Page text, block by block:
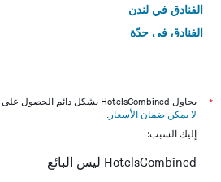
الفنادق في لندن
الفنادق في جدّة
*
يحاول HotelsCombined بشكل دائم الحصول على الأسعار الدقيقة، ولكن
لا يمكن ضمان الأسعار .
إليك السبب:
HotelsCombined ليس البائع